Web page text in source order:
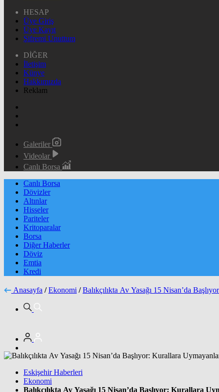
HESAP
Üye Giriş
Üye Kayıt
Şifremi Unuttum
DİĞER
İletişim
Künye
Hakkımızda
Reklam
Galeriler
Videolar
Canlı Borsa
Canlı Borsa
Dövizler
Altınlar
Hisseler
Pariteler
Kritoparalar
Borsa
Diğer Haberler
Döviz
Emtia
Kredi
Anasayfa / Ekonomi / Balıkçılıkta Av Yasağı 15 Nisan’da
Eskişehir Haberleri
Ekonomi
Balıkçılıkta Av Yasağı 15 Nisan’da Başlıyor: Kurallara